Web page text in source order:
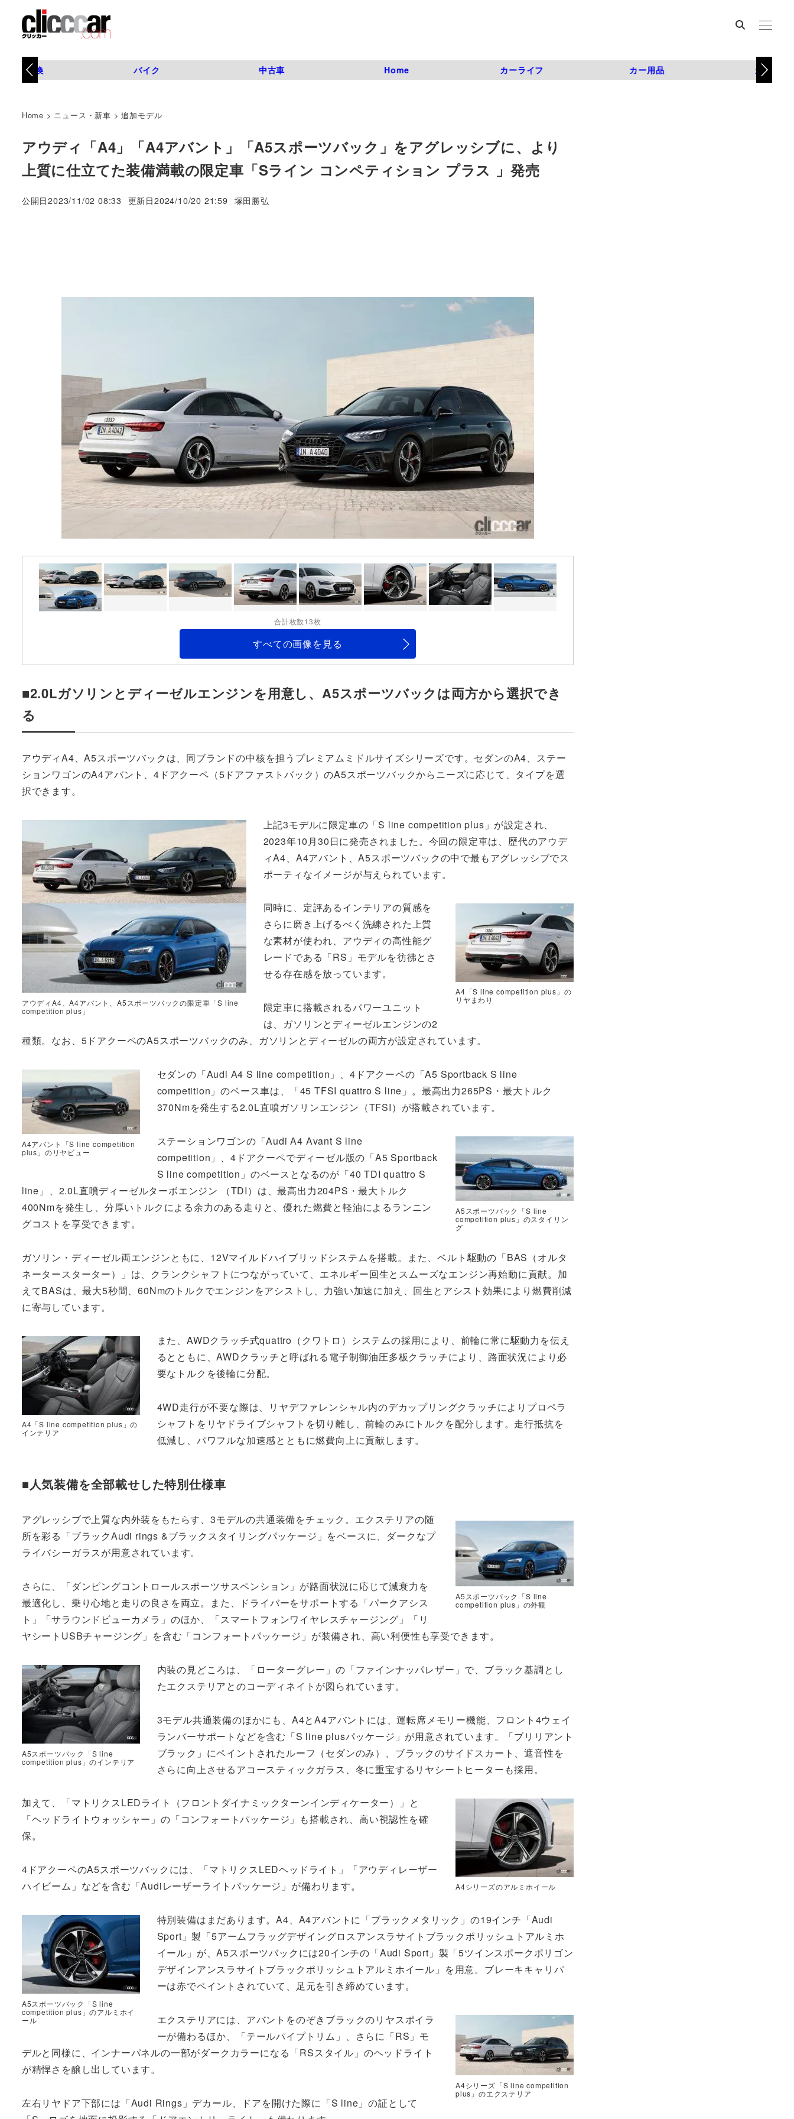
タイヤ交換 バイク 中古車 Home カーライフ カー用品 カスタム
Home > ニュース・新車 >追加モデル
アウディ「A4」「A4アバント」「A5スポーツバック」をアグレッシブに、より
上質に仕立てた装備満載の限定車「Sライン コンペティション プラス 」発売
公開日2023/11/02 08:33 更新日2024/10/20 21:59 著
塚田勝弘
合計枚数13枚
すべての画像を見る
■2.0Lガソリンとディーゼルエンジンを用意し、A5スポーツバックは両方から選択でき
る
アウディA4、A5スポーツバックは、同ブランドの中核を担うプレミアムミドルサイズシリーズです。セダンのA4、ステー
ションワゴンのA4アバント、4ドアクーペ（5ドアファストバック）のA5スポーツバックからニーズに応じて、タイプを選
択できます。
アウディA4、A4アバント、A5スポーツバックの限定車「S line
competition plus」
上記3モデルに限定車の「S line competition plus」が設定され、
2023年10月30日に発売されました。今回の限定車は、歴代のアウデ
ィA4、A4アバント、A5スポーツバックの中で最もアグレッシブでス
ポーティなイメージが与えられています。
A4「S line competition plus」の
リヤまわり
同時に、定評あるインテリアの質感を
さらに磨き上げるべく洗練された上質
な素材が使われ、アウディの高性能グ
レードである「RS」モデルを彷彿とさ
せる存在感を放っています。
限定車に搭載されるパワーユニット
は、ガソリンとディーゼルエンジンの2
種類。なお、5ドアクーペのA5スポーツバックのみ、ガソリンとディーゼルの両方が設定されています。
A4アバント「S line competition
plus」のリヤビュー
セダンの「Audi A4 S line competition」、4ドアクーペの「A5 Sportback S line
competition」のベース車は、「45 TFSI quattro S line」。最高出力265PS・最大トルク
370Nmを発生する2.0L直噴ガソリンエンジン（TFSI）が搭載されています。
A5スポーツバック「S line
competition plus」のスタイリン
グ
ステーションワゴンの「Audi A4 Avant S line
competition」、4ドアクーペでディーゼル版の「A5 Sportback
S line competition」のベースとなるのが「40 TDI quattro S
line」、2.0L直噴ディーゼルターボエンジン （TDI）は、最高出力204PS・最大トルク
400Nmを発生し、分厚いトルクによる余力のある走りと、優れた燃費と軽油によるランニン
グコストを享受できます。
ガソリン・ディーゼル両エンジンともに、12Vマイルドハイブリッドシステムを搭載。また、ベルト駆動の「BAS（オルタ
ネータースターター）」は、クランクシャフトにつながっていて、エネルギー回生とスムーズなエンジン再始動に貢献。加
えてBASは、最大5秒間、60Nmのトルクでエンジンをアシストし、力強い加速に加え、回生とアシスト効果により燃費削減
に寄与しています。
A4「S line competition plus」の
インテリア
また、AWDクラッチ式quattro（クワトロ）システムの採用により、前輪に常に駆動力を伝え
るとともに、AWDクラッチと呼ばれる電子制御油圧多板クラッチにより、路面状況により必
要なトルクを後輪に分配。
4WD走行が不要な際は、リヤデファレンシャル内のデカップリングクラッチによりプロペラ
シャフトをリヤドライブシャフトを切り離し、前輪のみにトルクを配分します。走行抵抗を
低減し、パワフルな加速感とともに燃費向上に貢献します。
■人気装備を全部載せした特別仕様車
A5スポーツバック「S line
competition plus」の外観
アグレッシブで上質な内外装をもたらす、3モデルの共通装備をチェック。エクステリアの随
所を彩る「ブラックAudi rings &ブラックスタイリングパッケージ」をベースに、ダークなプ
ライバシーガラスが用意されています。
さらに、「ダンピングコントロールスポーツサスペンション」が路面状況に応じて減衰力を
最適化し、乗り心地と走りの良さを両立。また、ドライバーをサポートする「パークアシス
ト」「サラウンドビューカメラ」のほか、「スマートフォンワイヤレスチャージング」「リ
ヤシートUSBチャージング」を含む「コンフォートパッケージ」が装備され、高い利便性も享受できます。
A5スポーツバック「S line
competition plus」のインテリア
内装の見どころは、「ローターグレー」の「ファインナッパレザー」で、ブラック基調とし
たエクステリアとのコーディネイトが図られています。
3モデル共通装備のほかにも、A4とA4アバントには、運転席メモリー機能、フロント4ウェイ
ランバーサポートなどを含む「S line plusパッケージ」が用意されています。「ブリリアント
ブラック」にペイントされたルーフ（セダンのみ）、ブラックのサイドスカート、遮音性を
さらに向上させるアコースティックガラス、冬に重宝するリヤシートヒーターも採用。
A4シリーズのアルミホイール
加えて、「マトリクスLEDライト（フロントダイナミックターンインディケーター）」と
「ヘッドライトウォッシャー」の「コンフォートパッケージ」も搭載され、高い視認性を確
保。
4ドアクーペのA5スポーツバックには、「マトリクスLEDヘッドライト」「アウディレーザー
ハイビーム」などを含む「Audiレーザーライトパッケージ」が備わります。
A5スポーツバック「S line
competition plus」のアルミホイ
ール
特別装備はまだあります。A4、A4アバントに「ブラックメタリック」の19インチ「Audi
Sport」製「5アームフラッグデザイングロスアンスラサイトブラックポリッシュトアルミホ
イール」が、A5スポーツバックには20インチの「Audi Sport」製「5ツインスポークポリゴン
デザインアンスラサイトブラックポリッシュトアルミホイール」を用意。ブレーキキャリパ
ーは赤でペイントされていて、足元を引き締めています。
A4シリーズ「S line competition
plus」のエクステリア
エクステリアには、アバントをのぞきブラックのリヤスポイラ
ーが備わるほか、「テールパイプトリム」、さらに「RS」モ
デルと同様に、インナーパネルの一部がダークカラーになる「RSスタイル」のヘッドライト
が精悍さを醸し出しています。
左右リヤドア下部には「Audi Rings」デカール、ドアを開けた際に「S line」の証として